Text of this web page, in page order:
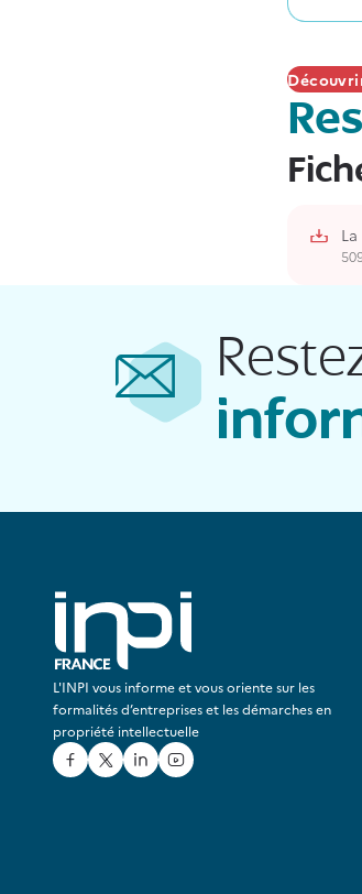
L'INPI vous informe et vous oriente sur les
formalités d’entreprises et les démarches en
propriété intellectuelle
Facebook
TwitterLinked In
Youtube